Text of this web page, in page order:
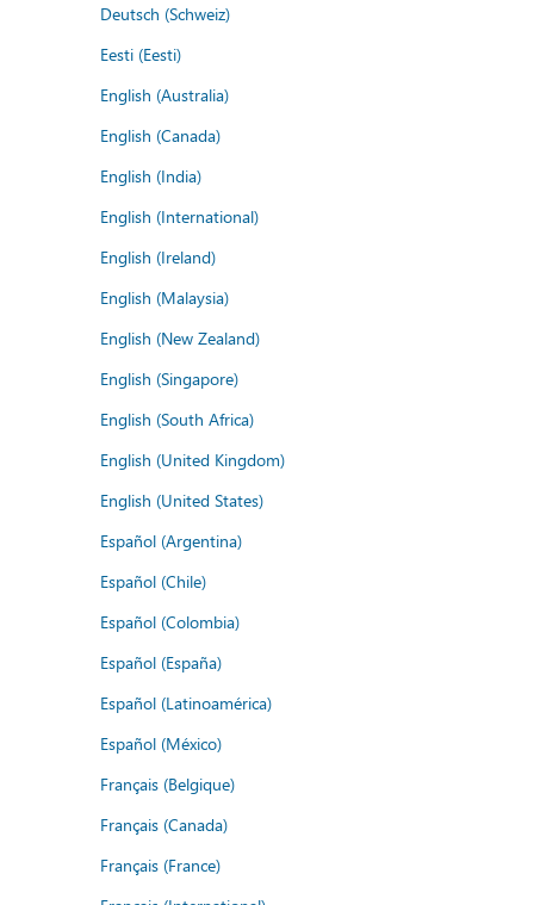
Deutsch (Schweiz)
Eesti (Eesti)
English (Australia)
English (Canada)
English (India)
English (International)
English (Ireland)
English (Malaysia)
English (New Zealand)
English (Singapore)
English (South Africa)
English (United Kingdom)
English (United States)
Español (Argentina)
Español (Chile)
Español (Colombia)
Español (España)
Español (Latinoamérica)
Español (México)
Français (Belgique)
Français (Canada)
Français (France)